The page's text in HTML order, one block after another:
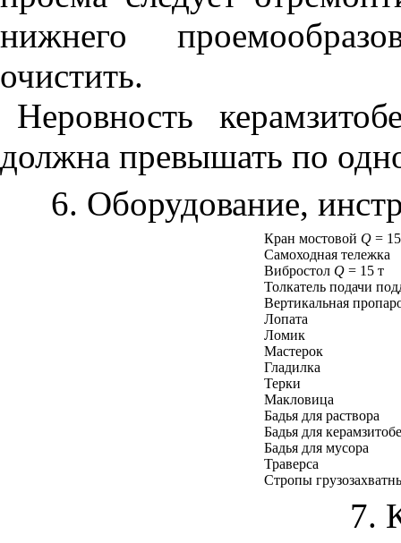
нижнего
очистить.
Неровность
должна превышать по
6. Оборудование,
Кран мостовой Q=
Самоходная тележка
Вибростол Q= 15 т
Толкатель подачи
Вертикальная
Лопата
Ломик
Мастерок
Гладилка
Терки
Макловица
Бадья для раствора
Бадья для
Бадья для мусора
Траверса
Стропы
7.